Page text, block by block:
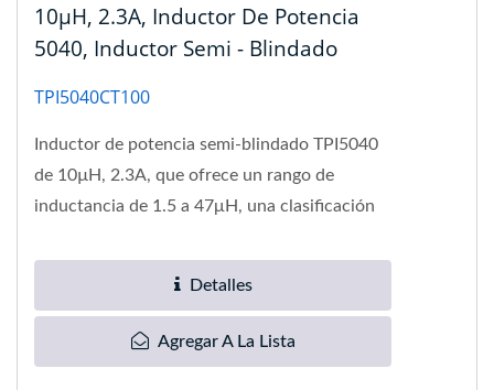
10µH, 2.3A, Inductor De Potencia
5040, Inductor Semi - Blindado
TPI5040CT100
Inductor de potencia semi-blindado TPI5040
de 10µH, 2.3A, que ofrece un rango de
inductancia de 1.5 a 47μH, una clasificación
Detalles
Agregar A La Lista